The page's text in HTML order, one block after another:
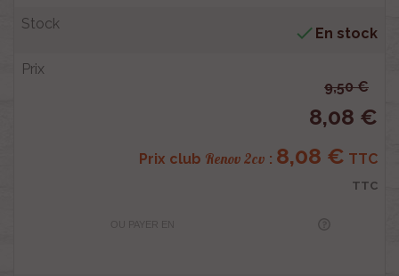
 En stock
9,50 €
8,08 €
Prix club Renov 2cv : 8,08 € TTC
TTC
OU PAYER EN